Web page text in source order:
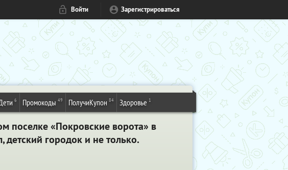
Войти Зарегистрироваться
6 Промокоды 49 ПолучиКупон 84 Здоровье 1
поселке «Покровские ворота» в
детский городок и не только.